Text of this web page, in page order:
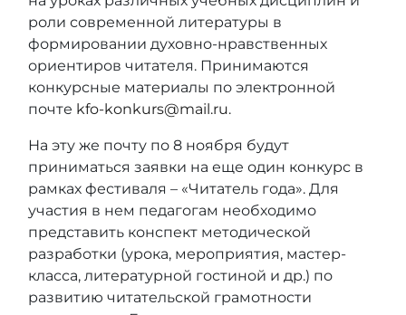
роли современной литературы в
формировании духовно-нравственных
ориентиров читателя. Принимаются
конкурсные материалы по электронной
почте kfo-konkurs@mail.ru.
На эту же почту по 8 ноября будут
приниматься заявки на еще один конкурс в
рамках фестиваля – «Читатель года». Для
участия в нем педагогам необходимо
представить конспект методической
разработки (урока, мероприятия, мастер-
класса, литературной гостиной и др.) по
развитию читательской грамотности